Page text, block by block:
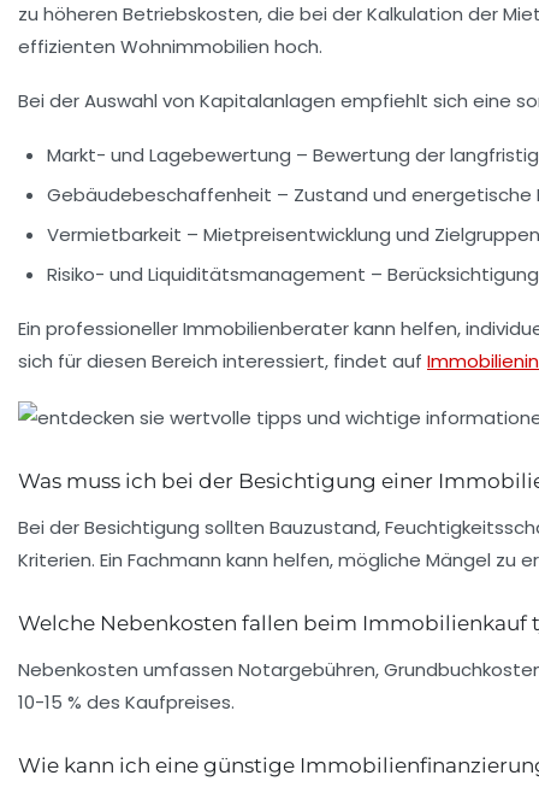
zu höheren Betriebskosten, die bei der Kalkulation der
effizienten Wohnimmobilien hoch.
Bei der Auswahl von Kapitalanlagen empfiehlt sich eine
Markt- und Lagebewertung – Bewertung der
Gebäudebeschaffenheit – Zustand und energetische
Vermietbarkeit – Mietpreisentwicklung und
Risiko- und Liquiditätsmanagement –
Ein professioneller Immobilienberater kann helfen,
sich für diesen Bereich interessiert, findet auf
Was muss ich bei der Besichtigung einer
Bei der Besichtigung sollten Bauzustand,
Kriterien. Ein Fachmann kann helfen, mögliche Mängel zu
Welche Nebenkosten fallen beim Immobilienkauf
Nebenkosten umfassen Notargebühren,
10-15 % des Kaufpreises.
Wie kann ich eine günstige